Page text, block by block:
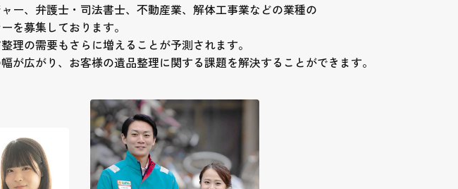
ー、弁護士・司法書士、不動産業、解体工事業などの業種の
を募集しております。
理の需要もさらに増えることが予測されます。
広がり、お客様の遺品整理に関する課題を解決することができます。